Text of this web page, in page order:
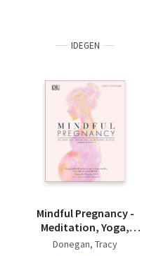
IDEGEN
Mindful Pregnancy -
Meditation, Yoga,
Hypnobirthing,
Donegan, Tracy